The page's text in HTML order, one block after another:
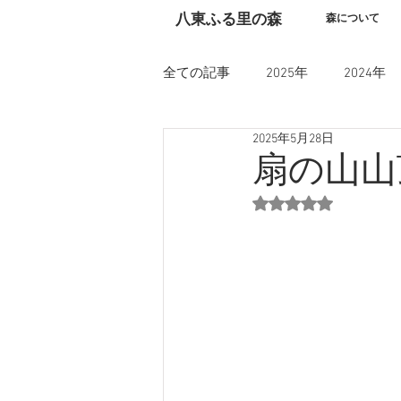
​八東ふる里の森 森について
全ての記事 2025年 2024年
扇の山
2025年5月28日
5つ星のうちNaN